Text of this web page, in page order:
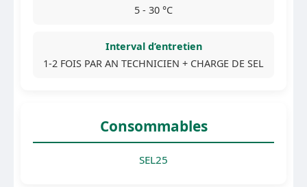
5 - 30 °C
Interval d’entretien
1-2 FOIS PAR AN TECHNICIEN + CHARGE DE SEL
Consommables
SEL25